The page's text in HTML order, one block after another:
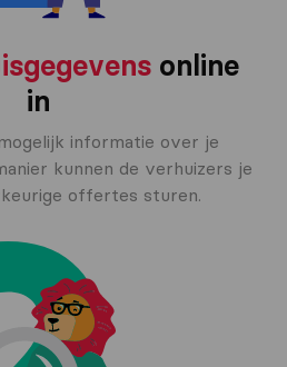
online
in
informatie over je
kunnen de verhuizers je
offertes sturen.